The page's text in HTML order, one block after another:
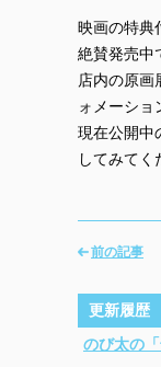
映画の特典
絶賛発売中
店内の原画
ォメーショ
現在公開中
してみてく
前の記事
更新履歴
のび太の